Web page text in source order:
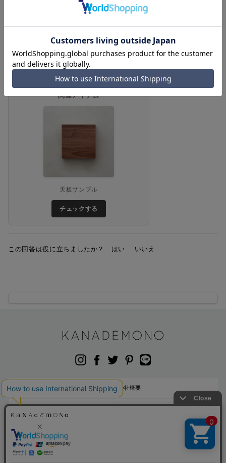
は、弊社の旧社名となります。
関連アイテム
天板サンプル
チェックする
この回答は役に立ちましたか？ はい いいえ
お問い合わせ 会社概要
特定商取引法に基づく表示